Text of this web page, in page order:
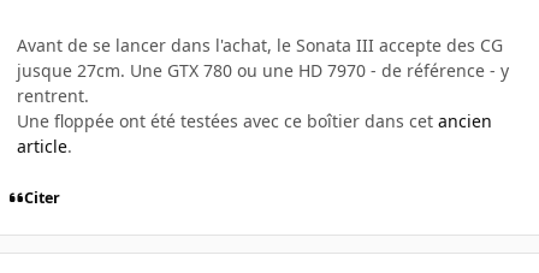
Avant de se lancer dans l'achat, le Sonata III accepte des CG
jusque 27cm. Une GTX 780 ou une HD 7970 - de référence - y
rentrent.
Une floppée ont été testées avec ce boîtier dans cet ancien
article.
Citer